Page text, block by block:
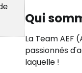
Qui
La Team AEF
passionnés
laquelle !